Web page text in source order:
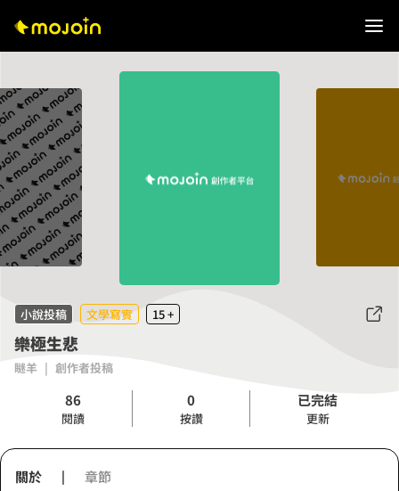
小說投稿 文學寫實 15 +
樂極生悲
瞇羊 | 創作者投稿
86
閱讀
0
按讚
已完結
更新
關於 | 章節